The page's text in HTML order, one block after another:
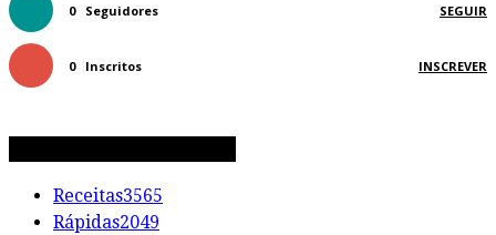
0 Seguidores SEGUIR
0 Inscritos INSCREVER
Receitas3565
Rápidas2049